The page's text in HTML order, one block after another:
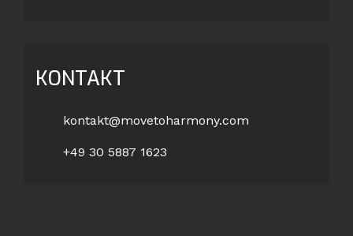
KONTAKT
kontakt@movetoharmony.com
+49 30 5887 1623